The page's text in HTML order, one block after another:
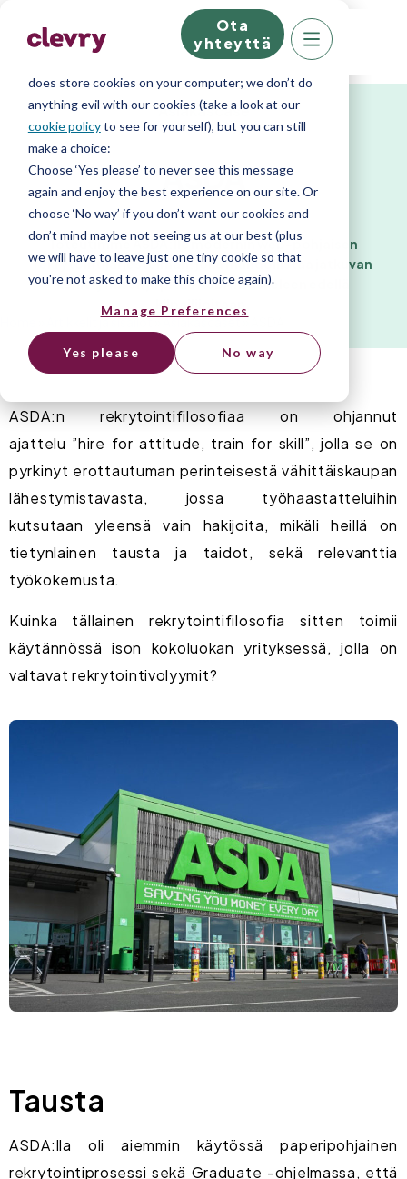
We know right? These cookie pop-ups can really
ruin your visit, so we’ll make this quick. This website
does store cookies on your computer; we don’t do
anything evil with our cookies (take a look at our
cookie policyto see for yourself), but you can still
make a choice:
Choose ‘Yes please’ to never see this message
again and enjoy the best experience on our site. Or
choose ‘No way’ if you don’t want our cookies and
don’t mind maybe not seeing us at our best (plus
we will have to leave just one tiny cookie so that
you're not asked to make this choice again).
Manage Preferences
Yes please No way
Ota
yhteyttä
Asiakascase
ASDA
Toteutimme ASDA:lle modernin web-pohjaisen
rekrytointijärjestelmän, joka mahdollistaa jatkuvan
kehittymisen ja pitää ASDA:n askeleen edellä
kilpailijoitaan.
Artikkelit ja sisällöt»Asiakascaset»
ASDA:n rekrytointifilosofiaa on ohjannut
ajattelu ”hire for attitude, train for skill”, jolla se on
pyrkinyt erottautuman perinteisestä vähittäiskaupan
lähestymistavasta, jossa työhaastatteluihin
kutsutaan yleensä vain hakijoita, mikäli heillä on
tietynlainen tausta ja taidot, sekä relevanttia
työkokemusta.
Kuinka tällainen rekrytointifilosofia sitten toimii
käytännössä ison kokoluokan yrityksessä, jolla on
valtavat rekrytointivolyymit?
Tausta
ASDA:lla oli aiemmin käytössä paperipohjainen
rekrytointiprosessi sekä Graduate -ohjelmassa, että